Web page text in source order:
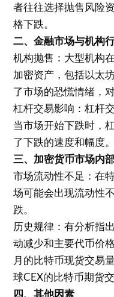
者往往选择抛售风险
格下跌。
二、金融市场与机构
机构抛售：大型机构
加密资产，包括以太
了市场的恐慌情绪，
杠杆交易影响：杠杆
当市场开始下跌时，
了下跌的速度和幅度。
三、加密货币市场内
市场流动性不足：在
场可能会出现流动性
跌。
历史规律：有分析指
动减少和主要代币价
月的比特币现货交易
球CEX的比特币期货
四、其他因素